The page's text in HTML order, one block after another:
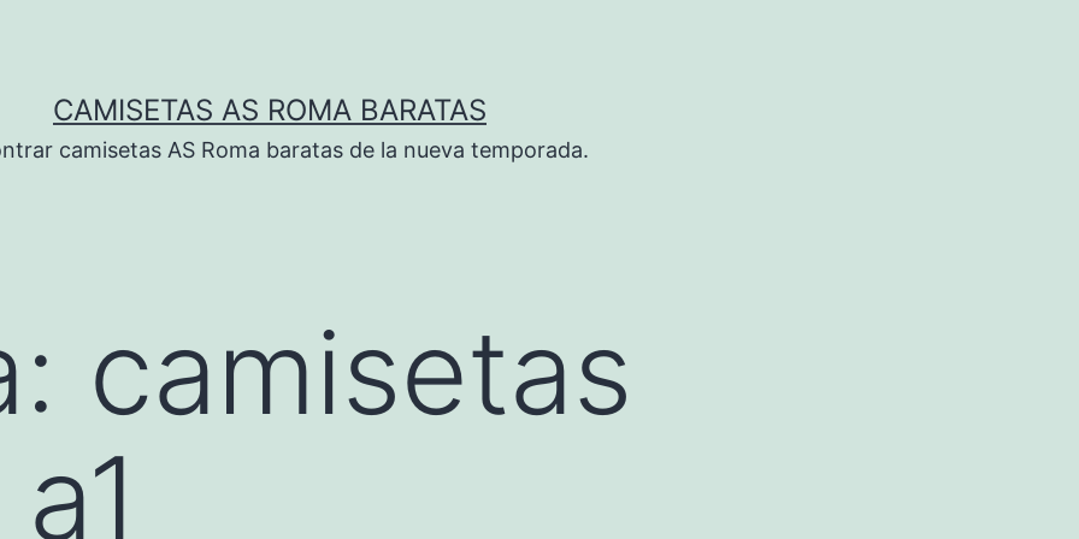
CAMISETAS AS ROMA BARATAS
camisetas AS Roma baratas de la nueva temporada.
camisetas